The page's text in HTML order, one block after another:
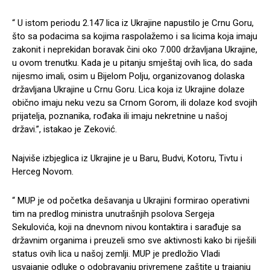
“ U istom periodu 2.147 lica iz Ukrajine napustilo je Crnu Goru,
što sa podacima sa kojima raspolažemo i sa licima koja imaju
zakonit i neprekidan boravak čini oko 7.000 državljana Ukrajine,
u ovom trenutku. Kada je u pitanju smještaj ovih lica, do sada
nijesmo imali, osim u Bijelom Polju, organizovanog dolaska
državljana Ukrajine u Crnu Goru. Lica koja iz Ukrajine dolaze
obično imaju neku vezu sa Crnom Gorom, ili dolaze kod svojih
prijatelja, poznanika, rođaka ili imaju nekretnine u našoj
državi.”, istakao je Zeković.
Najviše izbjeglica iz Ukrajine je u Baru, Budvi, Kotoru, Tivtu i
Herceg Novom.
“ MUP je od početka dešavanja u Ukrajini formirao operativni
tim na predlog ministra unutrašnjih psolova Sergeja
Sekulovića, koji na dnevnom nivou kontaktira i sarađuje sa
državnim organima i preuzeli smo sve aktivnosti kako bi riješili
status ovih lica u našoj zemlji. MUP je predložio Vladi
usvajanje odluke o odobravanju privremene zaštite u trajanju